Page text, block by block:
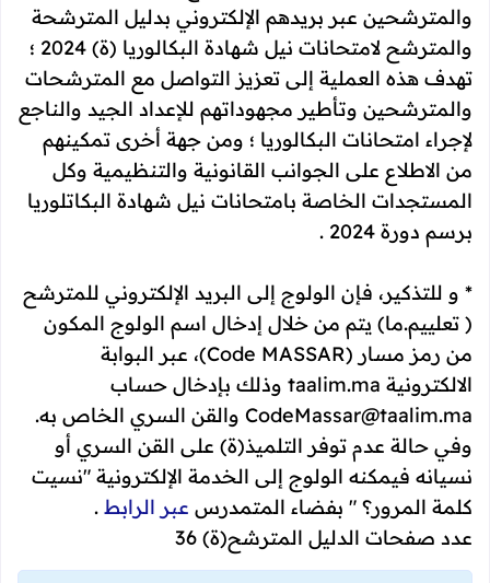
والمترشحين عبر بريدهم الإلكتروني بدليل المترشحة
والمترشح لامتحانات نيل شهادة البكالوريا (ة) 2024 ؛
تهدف هذه العملية إلى تعزيز التواصل مع المترشحات
والمترشحين وتأطير مجهوداتهم للإعداد الجيد والناجع
لإجراء امتحانات البكالوريا ؛ ومن جهة أخرى تمكينهم
من الاطلاع على الجوانب القانونية والتنظيمية وكل
المستجدات الخاصة بامتحانات نيل شهادة البكاتلوريا
برسم دورة 2024 .
* و للتذكير، فإن الولوج إلى البريد الإلكتروني للمترشح
( تعلييم.ما) يتم من خلال إدخال اسم الولوج المكون
من رمز مسار (Code MASSAR)، عبر البوابة
الالكترونية taalim.ma وذلك بإدخال حساب
CodeMassar@taalim.ma والقن السري الخاص به.
وفي حالة عدم توفر التلميذ(ة) على القن السري أو
نسيانه فيمكنه الولوج إلى الخدمة الإلكترونية "نسيت
كلمة المرور؟ " بفضاء المتمدرس عبر الرابط .​
عدد صفحات الدليل المترشح(ة) 36